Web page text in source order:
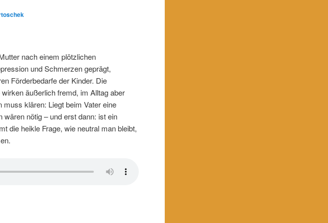
nach einem plötzlichen
und Schmerzen geprägt,
Förderbedarfe der Kinder. Die
äußerlich fremd, im Alltag aber
klären: Liegt beim Vater eine
nötig – und erst dann: ist ein
die heikle Frage, wie neutral man bleibt,